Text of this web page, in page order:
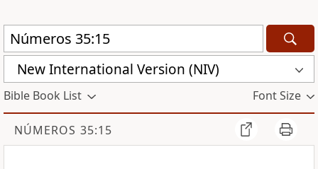
New International Version (NIV)
Bible Book List Font Size
NÚMEROS 35:15